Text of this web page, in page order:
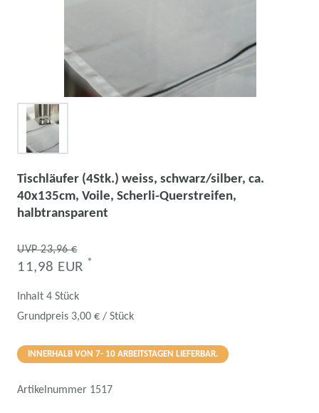
Tischläufer (4Stk.) weiss, schwarz/silber, ca.
40x135cm, Voile, Scherli-Querstreifen,
halbtransparent
UVP 23,96 €
11,98 EUR *
Inhalt 4 Stück
Grundpreis 3,00 € / Stück
INNERHALB VON 7- 10 ARBEITSTAGEN LIEFERBAR.
Artikelnummer 1517